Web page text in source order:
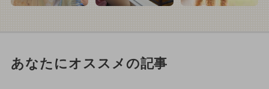
あなたにオススメの記事